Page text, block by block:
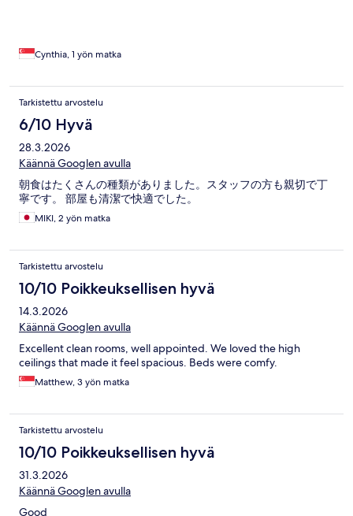
Cynthia, 1 yön matka
Tarkistettu arvostelu
6/10 Hyvä
28.3.2026
Käännä Googlen avulla
朝食はたくさんの種類がありました。スタッフの方も親切で丁
寧です。 部屋も清潔で快適でした。
MIKI, 2 yön matka
Tarkistettu arvostelu
10/10 Poikkeuksellisen hyvä
14.3.2026
Käännä Googlen avulla
Excellent clean rooms, well appointed. We loved the high
ceilings that made it feel spacious. Beds were comfy.
Matthew, 3 yön matka
Tarkistettu arvostelu
10/10 Poikkeuksellisen hyvä
31.3.2026
Käännä Googlen avulla
Good